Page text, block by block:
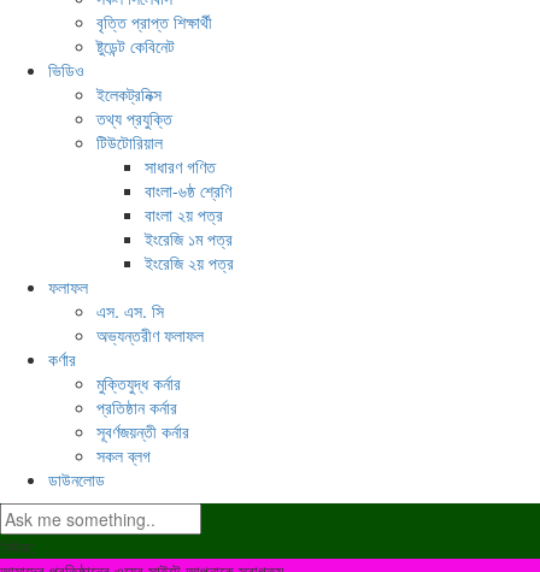
বৃত্তি প্রাপ্ত শিক্ষার্থী
ষ্টুডেন্ট কেবিনেট
ভিডিও
ইলেকট্রনিক্স
তথ্য প্রযুক্তি
টিউটোরিয়াল
সাধারণ গণিত
বাংলা-৬ষ্ঠ শ্রেণি
বাংলা ২য় পত্র
ইংরেজি ১ম পত্র
ইংরেজি ২য় পত্র
ফলাফল
এস. এস. সি
অভ্যন্তরীণ ফলাফল
কর্ণার
মুক্তিযুদ্ধ কর্নার
প্রতিষ্ঠান কর্নার
সূবর্ণজয়ন্তী কর্নার
সকল ব্লগ
ডাউনলোড
নিউজ: